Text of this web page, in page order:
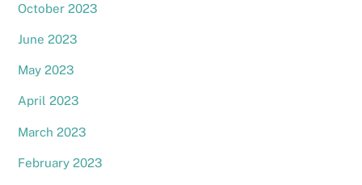
October 2023
June 2023
May 2023
April 2023
March 2023
February 2023